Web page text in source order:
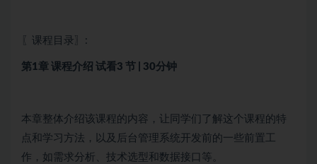
〖课程目录〗:
第1章 课程介绍 试看3 节 | 30分钟
本章整体介绍该课程的内容，让同学们了解这个课程的特
点和学习方法，以及后台管理系统开发前的一些前置工
作，如需求分析、技术选型和数据接口等。